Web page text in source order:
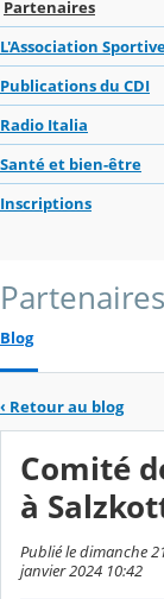
Partenaires
L'Association
Publications du CDI
Radio Italia
Santé et bien-être
Inscriptions
Partenaires
Blog
‹ Retour au blog
Comité
à
Publié le dimanche
janvier 2024 10:42